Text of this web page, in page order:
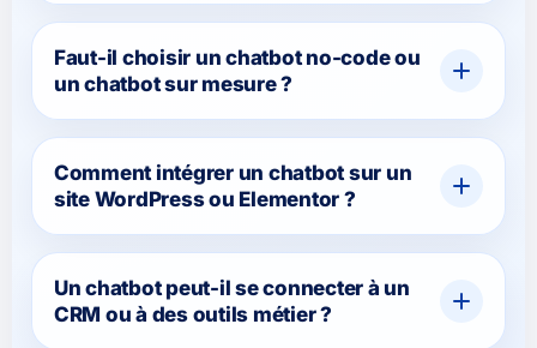
Faut-il choisir un chatbot no-code ou
un chatbot sur mesure ?
Comment intégrer un chatbot sur un
site WordPress ou Elementor ?
Un chatbot peut-il se connecter à un
CRM ou à des outils métier ?